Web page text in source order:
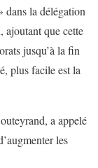
dans la délégation
ajoutant que cette
jusqu’à la fin
plus facile est la
a appelé
les